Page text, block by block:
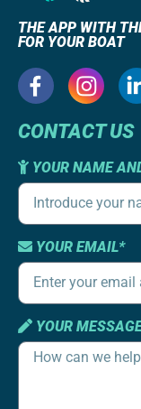
THE APP WITH
FOR YOUR BOAT
CONTACT US
YOUR NAME
YOUR EMAIL*
YOUR